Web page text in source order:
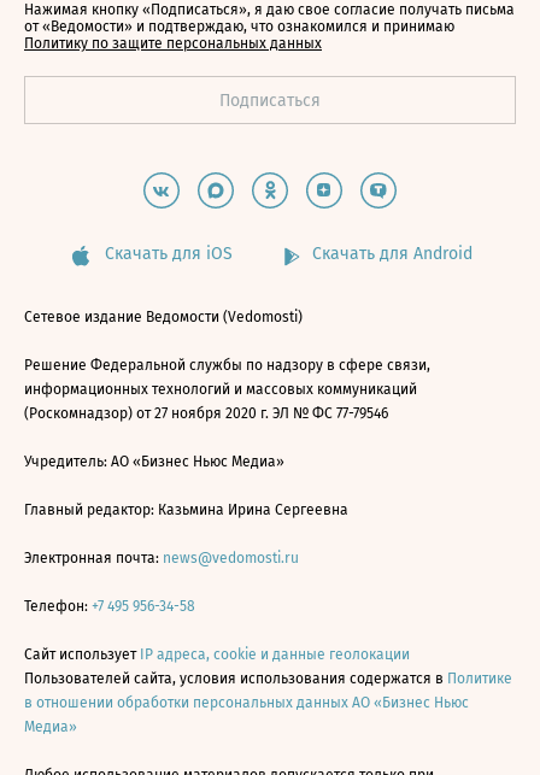
Нажимая кнопку «Подписаться», я даю свое согласие получать письма
от «Ведомости» и подтверждаю, что ознакомился и принимаю
Политику по защите персональных данных
Скачать для iOS Скачать для Android
Сетевое издание Ведомости (Vedomosti)
Решение Федеральной службы по надзору в сфере связи,
информационных технологий и массовых коммуникаций
(Роскомнадзор) от 27 ноября 2020 г. ЭЛ № ФС 77-79546
Учредитель: АО «Бизнес Ньюс Медиа»
Главный редактор: Казьмина Ирина Сергеевна
Электронная почта: news@vedomosti.ru
Телефон: +7 495 956-34-58
Сайт использует IP адреса, cookie и данные геолокации
Пользователей сайта, условия использования содержатся в Политике
в отношении обработки персональных данных АО «Бизнес Ньюс
Медиа»